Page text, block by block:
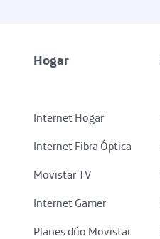
Hogar
Internet Hogar
Internet Fibra Óptica
Movistar TV
Internet Gamer
Planes dúo Movistar